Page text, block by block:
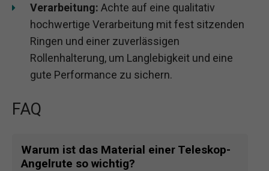
Verarbeitung: Achte auf eine qualitativ
hochwertige Verarbeitung mit fest sitzenden
Ringen und einer zuverlässigen
Rollenhalterung, um Langlebigkeit und eine
gute Performance zu sichern.
FAQ
Warum ist das Material einer Teleskop-
Angelrute so wichtig?